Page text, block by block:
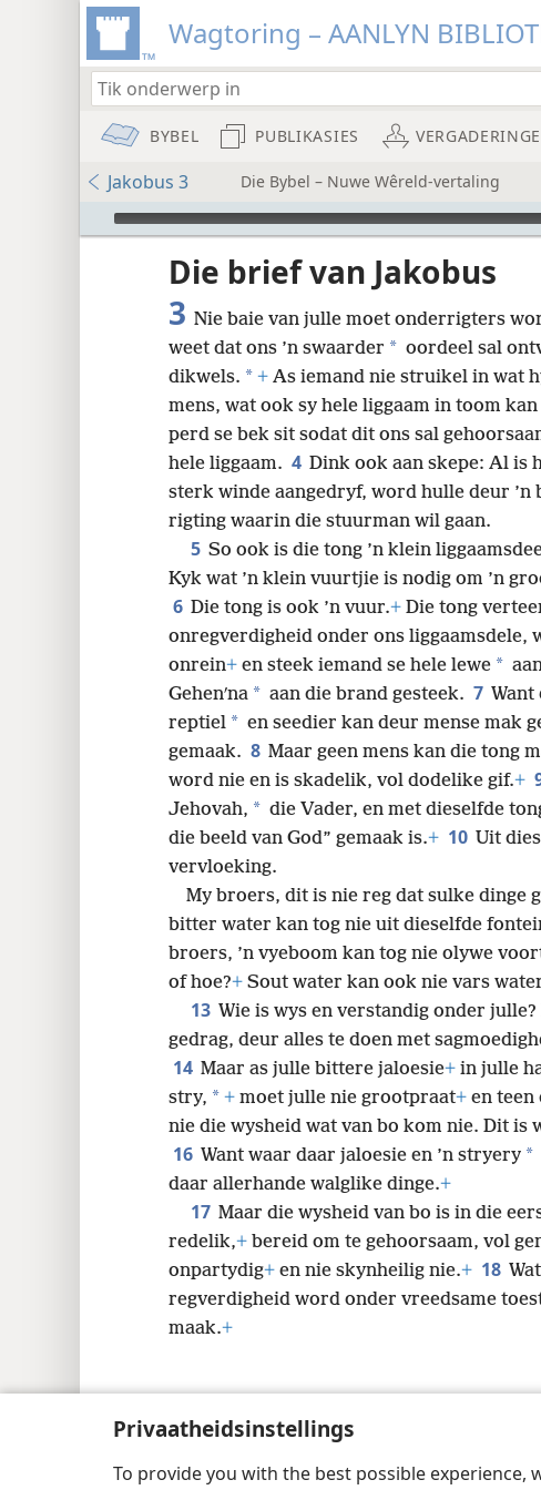
Privaatheidsinstellings
To provide you with the best possible experience,
Wagtoring – AANLYN
BYBEL PUBLIKASIES VERGADERINGE
Jakobus 3 Die Bybel – Nuwe Wêreld-vertaling
Audio Player
Die brief van Jakobus
3 Nie baie van julle moet onderrigters
weet dat ons ’n swaarder * oordeel sal
dikwels. * + As iemand nie struikel in wat
mens, wat ook sy hele liggaam in toom
perd se bek sit sodat dit ons sal
hele liggaam. 4 Dink ook aan skepe: Al is
sterk winde aangedryf, word hulle deur
rigting waarin die stuurman wil gaan.
5 So ook is die tong ’n klein
Kyk wat ’n klein vuurtjie is nodig om ’n
6 Die tong is ook ’n vuur.+ Die tong
onregverdigheid onder ons liggaamsdele,
onrein+ en steek iemand se hele lewe *
Gehenʹna * aan die brand gesteek. 7 Want
reptiel * en seedier kan deur mense mak
gemaak. 8 Maar geen mens kan die tong
word nie en is skadelik, vol dodelike gif.+
Jehovah, * die Vader, en met dieselfde
die beeld van God” gemaak is.+ 10 Uit
vervloeking.
My broers, dit is nie reg dat sulke dinge
bitter water kan tog nie uit dieselfde
broers, ’n vyeboom kan tog nie olywe
of hoe?+ Sout water kan ook nie vars
13 Wie is wys en verstandig onder
gedrag, deur alles te doen met
14 Maar as julle bittere jaloesie+ in julle
stry, * + moet julle nie grootpraat+ en teen
nie die wysheid wat van bo kom nie. Dit is
16 Want waar daar jaloesie en ’n stryery *
daar allerhande walglike dinge.+
17 Maar die wysheid van bo is in die
redelik,+ bereid om te gehoorsaam, vol
onpartydig+ en nie skynheilig nie.+ 18
regverdigheid word onder vreedsame
maak.+
© 2026 Watch Tower Bible and Tract